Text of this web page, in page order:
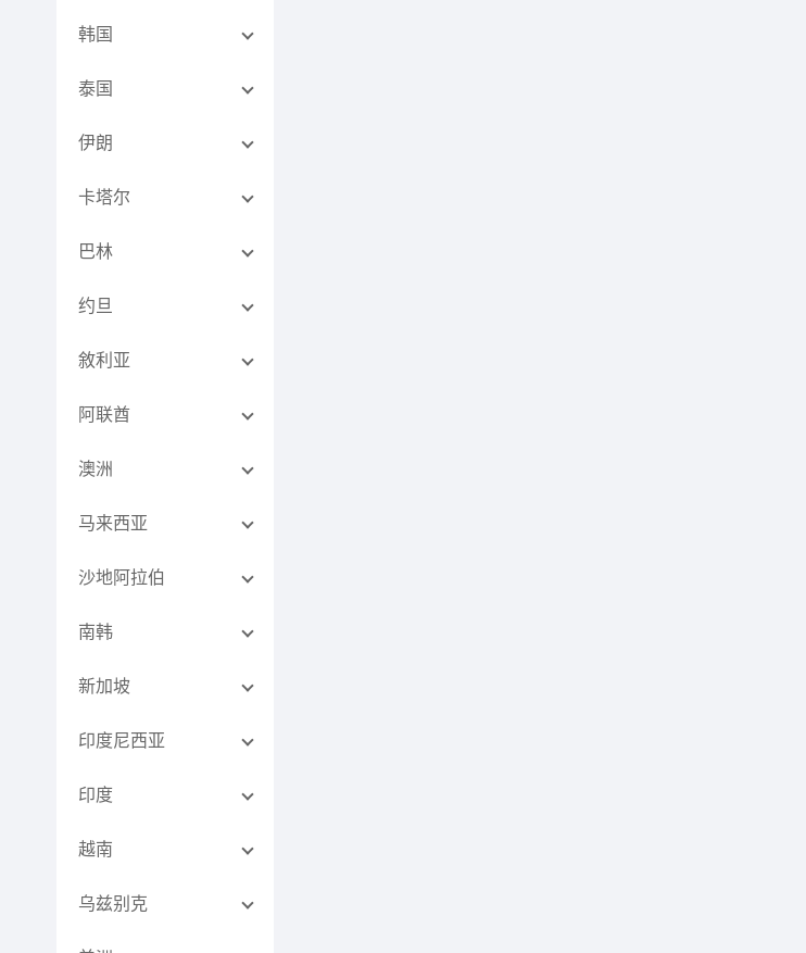
韩国
泰国
伊朗
卡塔尔
巴林
约旦
敘利亚
阿联酋
澳洲
马来西亚
沙地阿拉伯
南韩
新加坡
印度尼西亚
印度
越南
乌兹别克